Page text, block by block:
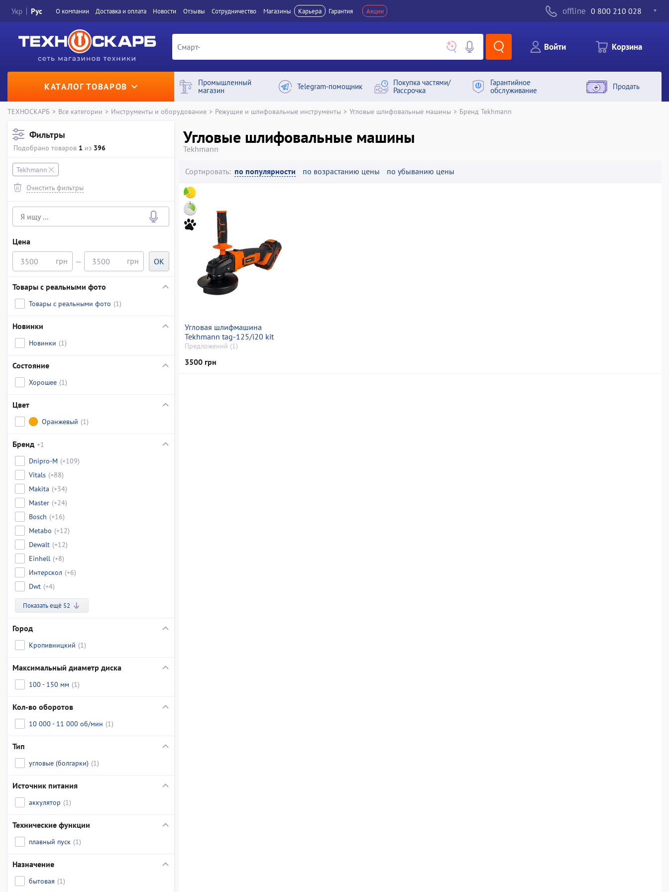
Укр Рус О компании Доставка и оплата Новости Отзывы Сотрудничество Магазины Карьера Гарантия Акции offline 0 800 210 028
Войти Корзина
КАТАЛОГ ТОВАРОВ
Промышленный
магазин
Telegram-помощник
Покупка частями/
Рассрочка
Гарантийное
обслуживание
Продать
ТЕХНОСКАРБ > Все категории > Инструменты и оборудование > Режущие и шлифовальные инструменты > Угловые шлифовальные машины > Бренд Tekhmann
Фильтры
Подобрано товаров 1 из 396
Tekhmann
Очистить фильтры
Цена
—
OK
Товары с реальными фото
Товары с реальными фото (1)
Новинки
Новинки (1)
Состояние
Хорошее (1)
Цвет
Оранжевый (1)
Бренд +1
Dnipro-M (+109)
Vitals (+88)
Makita (+34)
Master (+24)
Bosch (+16)
Metabo (+12)
Dewalt (+12)
Einhell (+8)
Интерскол (+6)
Dwt (+4)
Показать ещё 52
Город
Кропивницкий (1)
Максимальный диаметр диска
100 - 150 мм (1)
Кол-во оборотов
10 000 - 11 000 об/мин (1)
Тип
угловые (болгарки) (1)
Источник питания
аккулятор (1)
Технические функции
плавный пуск (1)
Назначение
бытовая (1)
Угловые шлифовальные машины
Tekhmann
Сортировать: по популярности по возрастанию цены по убыванию цены
Угловая шлифмашина
Tekhmann tag-125/i20 kit
Предложений (1)
3500 грн